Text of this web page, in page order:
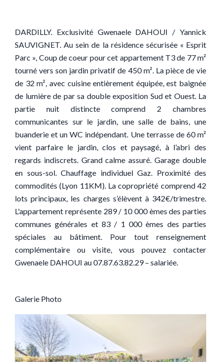
DARDILLY. Exclusivité Gwenaele DAHOUI / Yannick
SAUVIGNET. Au sein de la résidence sécurisée « Esprit
Parc », Coup de coeur pour cet appartement T3 de 77 m²
tourné vers son jardin privatif de 450 m². La pièce de vie
de 32 m², avec cuisine entièrement équipée, est baignée
de lumière de par sa double exposition Sud et Ouest. La
partie nuit distincte comprend 2 chambres
communicantes sur le jardin, une salle de bains, une
buanderie et un WC indépendant. Une terrasse de 60 m²
vient parfaire le jardin, clos et paysagé, à l’abri des
regards indiscrets. Grand calme assuré. Garage double
en sous-sol. Chauffage individuel Gaz. Proximité des
commodités (Lyon 11KM). La copropriété comprend 42
lots principaux, les charges s’élèvent à 342€/trimestre.
L'appartement représente 289 / 10 000 èmes des parties
communes générales et 83 / 1 000 èmes des parties
spéciales au bâtiment. Pour tout renseignement
complémentaire ou visite, vous pouvez contacter
Gwenaele DAHOUI au 07.87.63.82.29 – salariée.
Galerie Photo